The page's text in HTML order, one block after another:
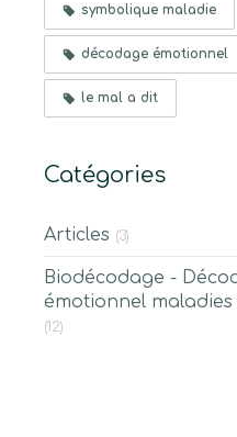
symbolique maladie
décodage émotionnel
le mal a dit
Catégories
Articles (3)
Biodécodage -
émotionnel maladies
(12)